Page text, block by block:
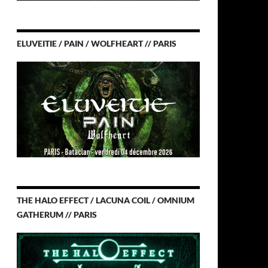
ELUVEITIE / PAIN / WOLFHEART // PARIS
THE HALO EFFECT / LACUNA COIL / OMNIUM
GATHERUM // PARIS